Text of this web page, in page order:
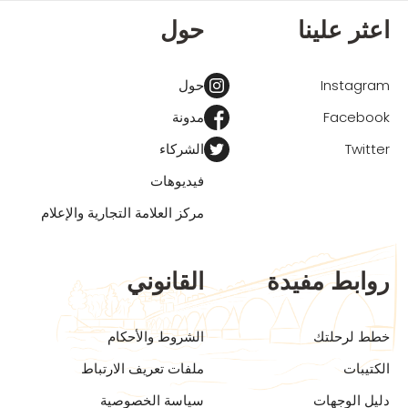
اعثر علينا
Instagram
Facebook
Twitter
حول
حول
مدونة
الشركاء
فيديوهات
مركز العلامة التجارية والإعلام
روابط مفيدة
خطط لرحلتك
الكتيبات
دليل الوجهات
القانوني
الشروط والأحكام
ملفات تعريف الارتباط
سياسة الخصوصية